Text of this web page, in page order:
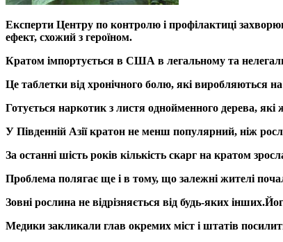
Експерти Центру по контролю і профілактиці
ефект, схожий з героїном.
Кратом імпортується в США в легальному та
Це таблетки від хронічного болю, які виробляються
Готується наркотик з листя однойменного дерева,
У Південній Азії кратон не менш популярний, ніж
За останні шість років кількість скарг на кратом
Проблема полягає ще і в тому, що залежні жителі
Зовні рослина не відрізняється від будь-яких інших.
Медики закликали глав окремих міст і штатів